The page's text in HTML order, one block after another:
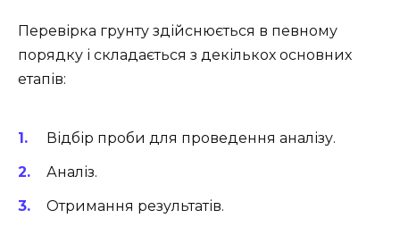
Перевірка грунту здійснюється в певному
порядку і складається з декількох основних
етапів:
Відбір проби для проведення аналізу.
Аналіз.
Отримання результатів.